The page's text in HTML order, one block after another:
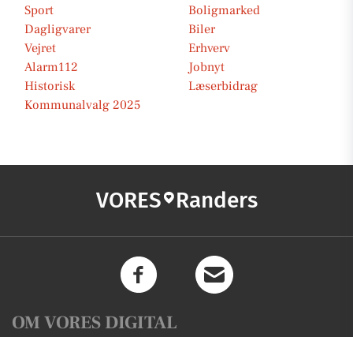
Sport
Boligmarked
Dagligvarer
Biler
Vejret
Erhverv
Alarm112
Jobnyt
Historisk
Læserbidrag
Kommunalvalg 2025
VORES Randers
OM VORES DIGITAL